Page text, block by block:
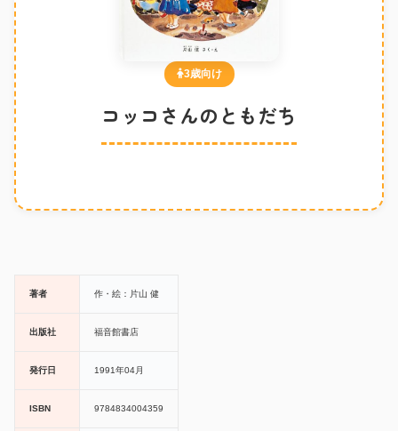
3歳向け
コッコさんのともだち
著者 作・絵：片山 健
出版社 福音館書店
発行日 1991年04月
ISBN 9784834004359